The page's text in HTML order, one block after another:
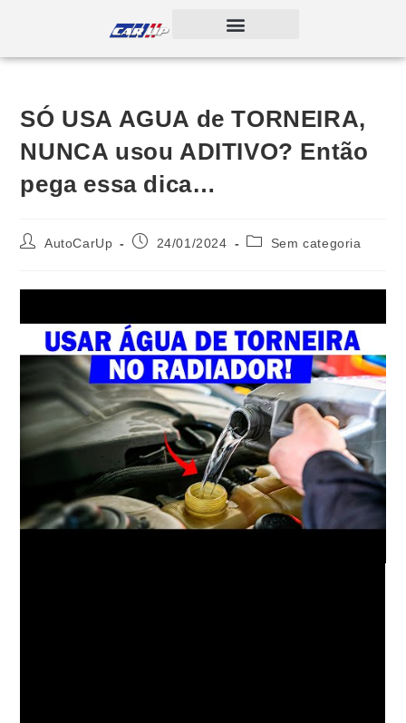
SÓ USA AGUA de TORNEIRA,
NUNCA usou ADITIVO? Então
pega essa dica…
AutoCarUp 24/01/2024 Sem categoria